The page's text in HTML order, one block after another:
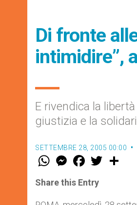
Di fronte
intimidire”,
E rivendica la
giustizia e la
SETTEMBRE 28, 2005 00:00
W
t
s
M
e
s
e
F
a
e
b
w
Share this Entry